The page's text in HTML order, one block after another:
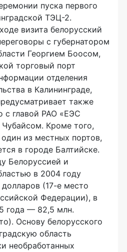
пуска первого
ТЭЦ-2.
визита белорусский
с губернатором
Георгием Боосом,
торговый порт
отделения
в Калининграде,
также
с главой РАО «ЕЭС
Кроме того,
из местных портов,
в городе Балтийске.
Белоруссией и
в 2004 году
(17-е место
Федерации), в
года — 82,5 млн.
Основу белорусского
область
необработанных